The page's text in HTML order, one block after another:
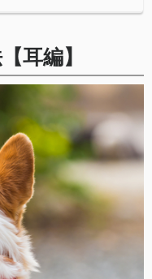
耳編】